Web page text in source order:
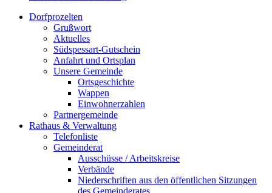
Dorfprozelten
Grußwort
Aktuelles
Südspessart-Gutschein
Anfahrt und Ortsplan
Unsere Gemeinde
Ortsgeschichte
Wappen
Einwohnerzahlen
Partnergemeinde
Rathaus & Verwaltung
Telefonliste
Gemeinderat
Ausschüsse / Arbeitskreise
Verbände
Niederschriften aus den öffentlichen Sitzungen
des Gemeinderates